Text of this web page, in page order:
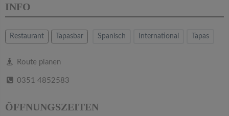
INFO
Restaurant Tapasbar Spanisch International Tapas
Route planen
0351 4852583
ÖFFNUNGSZEITEN
a
v